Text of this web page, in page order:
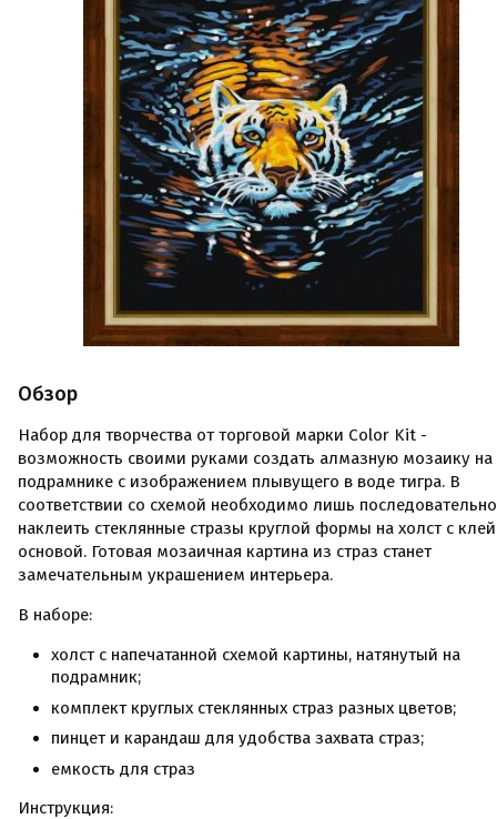
Обзор
Набор для творчества от торговой марки Color Kit -
возможность своими руками создать алмазную мозаику на
подрамнике с изображением плывущего в воде тигра. В
соответствии со схемой необходимо лишь последовательно
наклеить стеклянные стразы круглой формы на холст с
основой. Готовая мозаичная картина из страз станет
замечательным украшением интерьера.
В наборе:
холст с напечатанной схемой картины, натянутый на
подрамник;
комплект круглых стеклянных страз разных цветов;
пинцет и карандаш для удобства захвата страз;
емкость для страз
Инструкция: